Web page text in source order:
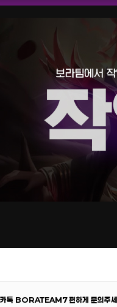
톡 BORATEAM7 편하게 문의주